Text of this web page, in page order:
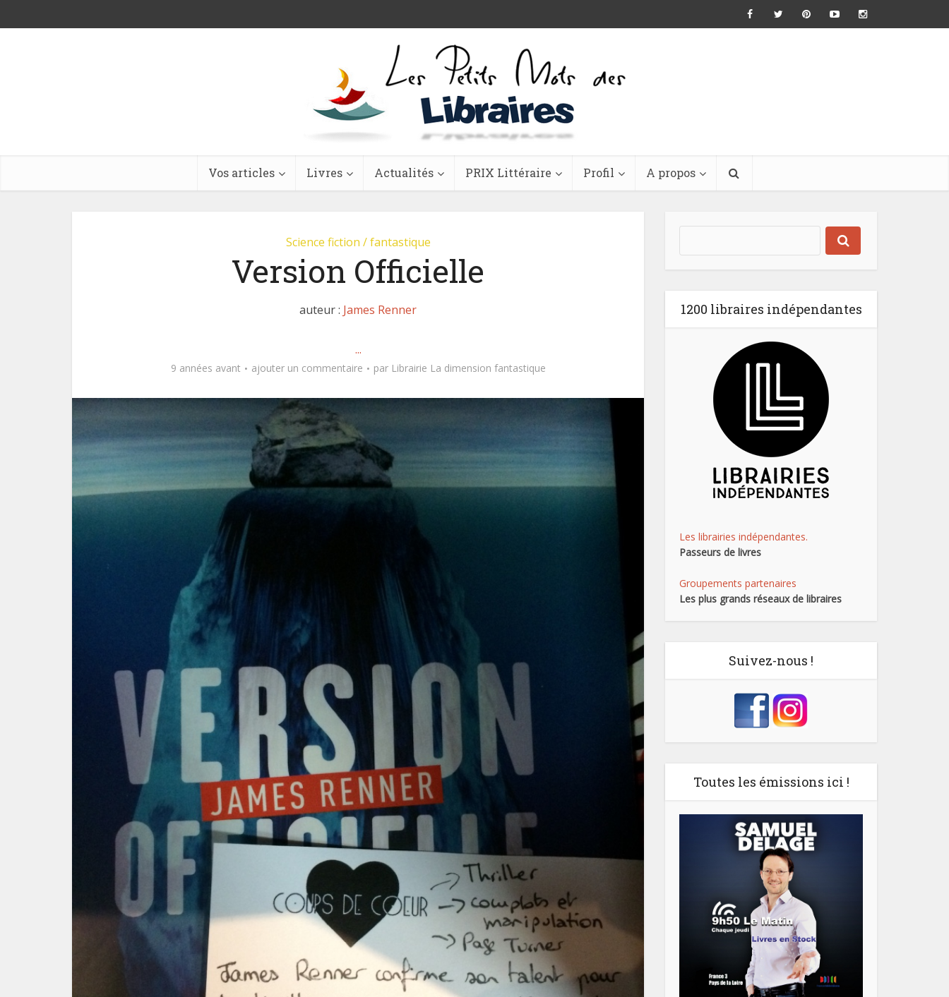
Vos articles Livres Actualités PRIX Littéraire Profil A propos
Science fiction / fantastique
Version Officielle
auteur : James Renner
...
9 années avant ajouter un commentaire par Librairie La dimension fantastique
1200 libraires indépendantes
Les librairies indépendantes.
Passeurs de livres
Groupements partenaires
Les plus grands réseaux de libraires
Suivez-nous !
Toutes les émissions ici !